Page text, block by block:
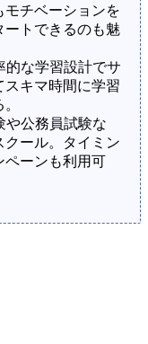
モチベーションを
ートできるのも魅
的な学習設計でサ
スキマ時間に学習
や公務員試験な
クール。タイミン
ペーンも利用可